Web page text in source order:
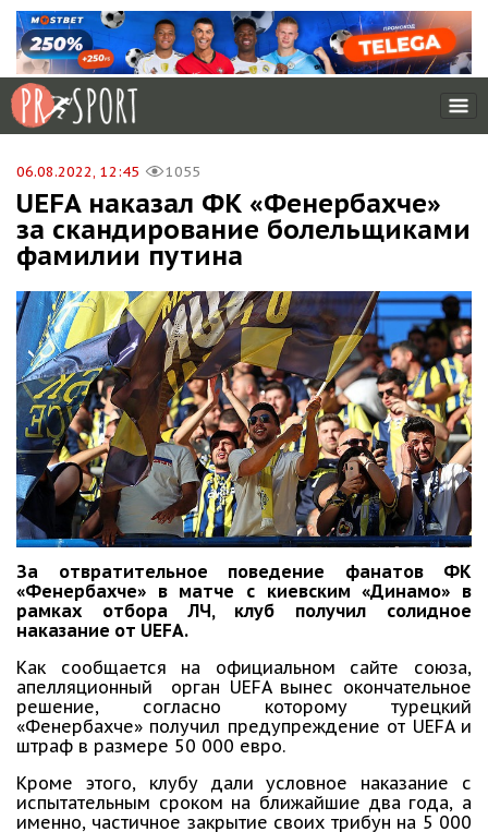
06.08.2022, 12:45 1055
UEFA наказал ФК «Фенербахче»
за скандирование болельщиками
фамилии путина
За отвратительное поведение фанатов ФК
«Фенербахче» в матче с киевским «Динамо» в
рамках отбора ЛЧ, клуб получил солидное
наказание от UEFA.
Как сообщается на официальном сайте союза,
апелляционный орган UEFA вынес окончательное
решение, согласно которому турецкий
«Фенербахче» получил предупреждение от UEFA и
штраф в размере 50 000 евро.
Кроме этого, клубу дали условное наказание с
испытательным сроком на ближайшие два года, а
именно, частичное закрытие своих трибун на 5 000